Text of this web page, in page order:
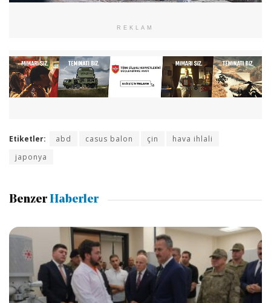
REKLAM
Etiketler: abd casus balon çin
hava ihlali
japonya
Benzer Haberler